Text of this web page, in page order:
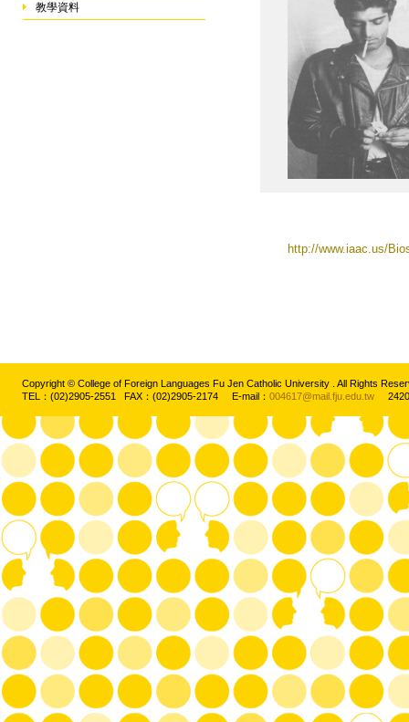
教學資料
http://www.iaac.us/
Copyright © College of Foreign Languages Fu Jen Catholic University . All Rights
TEL：(02)2905-2551 FAX：(02)2905-2174 E-mail： 004617@mail.fju.edu.tw